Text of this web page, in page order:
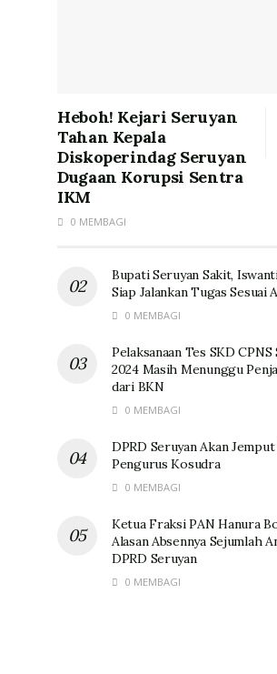
Heboh! Kejari Seruyan
Tahan Kepala
Diskoperindag Seruyan
Dugaan Korupsi Sentra
IKM
0 MEMBAGI
Bupati Seruyan Sakit,
Siap Jalankan Tugas Sesuai
0 MEMBAGI
Pelaksanaan Tes SKD CPNS
2024 Masih Menunggu
dari BKN
0 MEMBAGI
DPRD Seruyan Akan Jemput
Pengurus Kosudra
0 MEMBAGI
Ketua Fraksi PAN Hanura
Alasan Absennya Sejumlah
DPRD Seruyan
0 MEMBAGI